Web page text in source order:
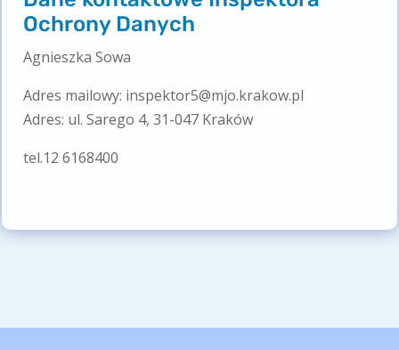
Ochrony Danych
Agnieszka Sowa
Adres mailowy: inspektor5@mjo.krakow.pl
Adres: ul. Sarego 4, 31-047 Kraków
tel.12 6168400